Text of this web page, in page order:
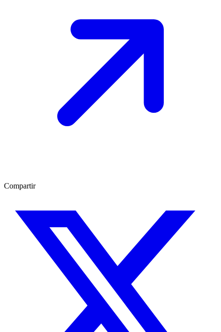
Compartir